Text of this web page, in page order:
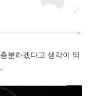
분하겠다고 생각이 되